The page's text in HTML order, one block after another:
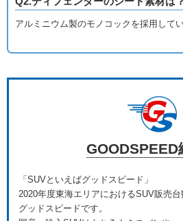
アルミニウム製のモノコックを採用してい
GOODSPEED
「SUVといえばグッドスピード」
2020年度東海エリアにおけるSUV販売
グッドスピードです。